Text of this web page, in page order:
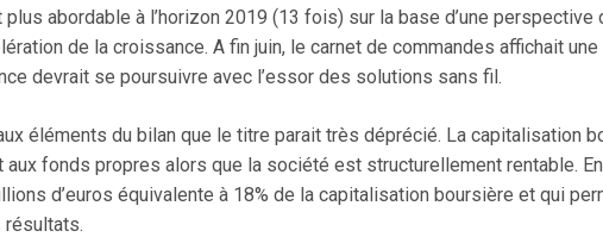
abordable à l’horizon 2019 (13 fois) sur la base d’une perspective
de la croissance. A fin juin, le carnet de commandes affichait
devrait se poursuivre avec l’essor des solutions sans fil.
éléments du bilan que le titre parait très déprécié. La capitalisation
aux fonds propres alors que la société est structurellement rentable.
d’euros équivalente à 18% de la capitalisation boursière et qui